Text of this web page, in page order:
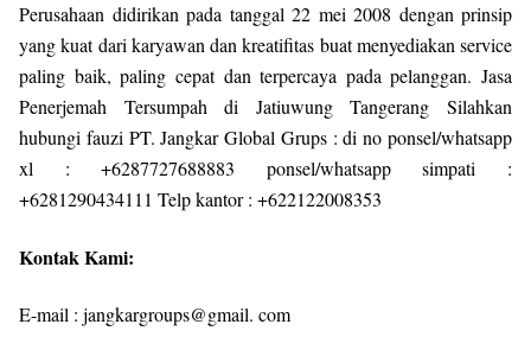
Perusahaan didirikan pada tanggal 22 mei 2008 dengan prinsip
yang kuat dari karyawan dan kreatifitas buat menyediakan service
paling baik, paling cepat dan terpercaya pada pelanggan. Jasa
Penerjemah Tersumpah di Jatiuwung Tangerang Silahkan
hubungi fauzi PT. Jangkar Global Grups : di no ponsel/whatsapp
xl : +6287727688883 ponsel/whatsapp simpati :
+6281290434111 Telp kantor : +622122008353
Kontak Kami:
E-mail : jangkargroups@gmail. com